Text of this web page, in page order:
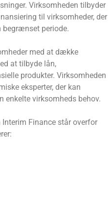
Virksomheden tilbyder
til virksomheder, der
begrænset periode.
med at dække
at tilbyde lån,
produkter. Virksomheden
eksperter, der kan
enkelte virksomheds behov.
Interim Finance står overfor